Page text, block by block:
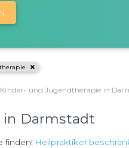
Kinder- und Jugendtherapie in
in Darmstadt
finden! Heilpraktiker